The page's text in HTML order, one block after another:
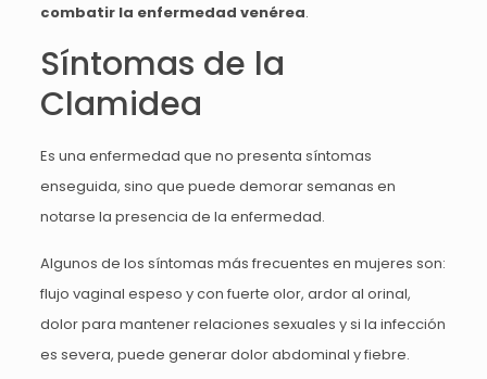
combatir la enfermedad venérea.
Síntomas de la
Clamidea
Es una enfermedad que no presenta síntomas
enseguida, sino que puede demorar semanas en
notarse la presencia de la enfermedad.
Algunos de los síntomas más frecuentes en mujeres son:
flujo vaginal espeso y con fuerte olor, ardor al orinal,
dolor para mantener relaciones sexuales y si la infección
es severa, puede generar dolor abdominal y fiebre.